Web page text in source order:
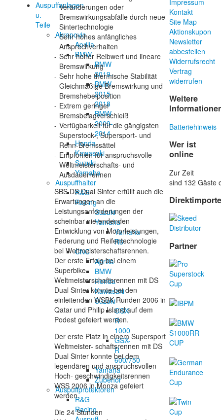
Auspuffanlagen
u.
Teile
Akrapovic
Aprilia
BMW
BMW
2019-
BMW
2015-
2018
BMW
2009-
2014
Honda
Kawasaki
Suzuki
Yamaha
Auspuffhalter
R&G
Racing
Suzuki
Yamaha
Yamaha
R6
CNC
Aprilia
BMW
Honda
Kawasaki
Suzuki
GSX-
R
1000
GSX-
R
600/750
Yamaha
Zubehör
Auspuffprotektoren
R&G
Racing
Veränderungen oder
Bremswirkungsabfälle durch neue
Sintertechnologie
- Sehr hohes anfängliches
Ansprechverhalten
- Sehr hoher Reibwert und lineare
Bremswirkung
- Sehr hohe thermische Stabilität
- Gleichmäßige Bremswirkung und
Bremshebelposition
- Extrem geringer
Bremsbelagverschleiß
- Verfügbarkeit für die gängigsten
Superstock-, Supersport- und
Renn-Bremssättel
- Empfohlen für anspruchsvolle
Weltmeisterschafts- und
Ausdauerrennen
SBS DS Dual Sinter erfüllt auch die
Erwartungen an die
Leistungsanforderungen der
scheinbar nie endenden
Entwicklung von Motorleistungen,
Federung und Reifentechnologie
bei Weltmeisterschaftsrennen.
Der erste Erfolg bei einem
Superbike
Weltmeisterschaftsrennen mit DS
Dual Sinter konnte bei den
einleitenden WSBK-Runden 2006 in
Qatar und Philip Island auf dem
Podest gefeiert werden.
Der erste Platz in einem Supersport
Weltmeister- schaftsrennen mit DS
Dual Sinter konnte bei dem
legendären und anspruchsvollen
Hoch- geschwindigkeitsrennen
WSS 2006 in Monza gefeiert
werden.
Die 24 Stunden
Impressum
Kontakt
Site Map
Aktionskupon
Newsletter
abbestellen
Widerrufsrecht
Vertrag
widerrufen
Weitere
Batteriehinweis
Wer ist
online
Zur Zeit
sind 132 Gäste
Partner